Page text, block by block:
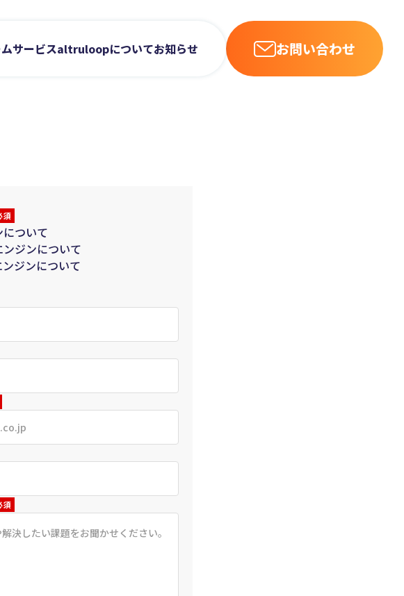
サービスaltruloopについてお知らせ お問い合わせ
須
ついて
ジンについて
ジンについて
須